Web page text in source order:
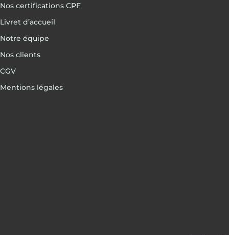
Nos certifications CPF
Livret d’accueil
Notre équipe
Nos clients
CGV
Mentions légales